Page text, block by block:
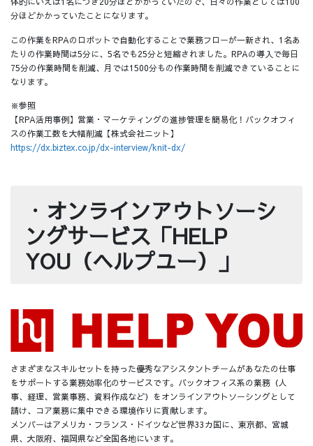
分ほどかかっていたことになります。
この作業をRPAのロボットで自動化することで業務フローが一新され、1名あ
たりの作業時間は5分に、5名でも25分と短縮されました。RPAの導入で毎日
75分の作業時間を削減、月では1500分もの作業時間を削減できていることに
なります。
※参照
【RPA活用事例】営業・マーケティングの進捗管理を簡易化！バックオフィ
スの作業工数を大幅削減【株式会社ニット】
https://dx.biztex.co.jp/dx-interview/knit-dx/
・ オンラインアウトソーシ
ングサービス「HELP
YOU（ヘルプユー）」
さまざまなスキルセットを持った優秀なアシスタントチームがあなたの仕事
をサポートする業務効率化のサービスです。バックオフィス系の業務（人
事、経理、営業事務、資料作成など）をオンラインアウトソーシングとして
請け、コア業務に集中できる環境作りに貢献します。
メンバーはアメリカ・フランス・ドイツなど世界33カ国に、東京都、宮城
県、大阪府、福岡県など全国各地にいます。